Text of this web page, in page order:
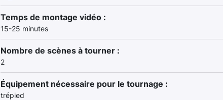
Temps de montage vidéo :
15-25 minutes
Nombre de scènes à tourner :
2
Équipement nécessaire pour le tournage :
trépied